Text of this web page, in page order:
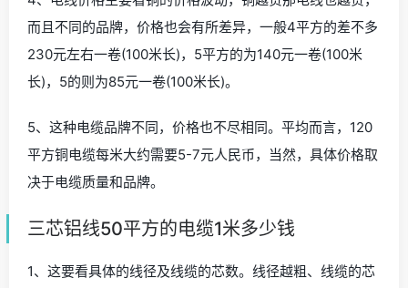
而且不同的品牌，价格也会有所差异，一般4平方的差不多
230元左右一卷(100米长)，5平方的为140元一卷(100米
长)，5的则为85元一卷(100米长)。
5、这种电缆品牌不同，价格也不尽相同。平均而言，120
平方铜电缆每米大约需要5-7元人民币，当然，具体价格取
决于电缆质量和品牌。
三芯铝线50平方的电缆1米多少钱
1、这要看具体的线径及线缆的芯数。线径越粗、线缆的芯